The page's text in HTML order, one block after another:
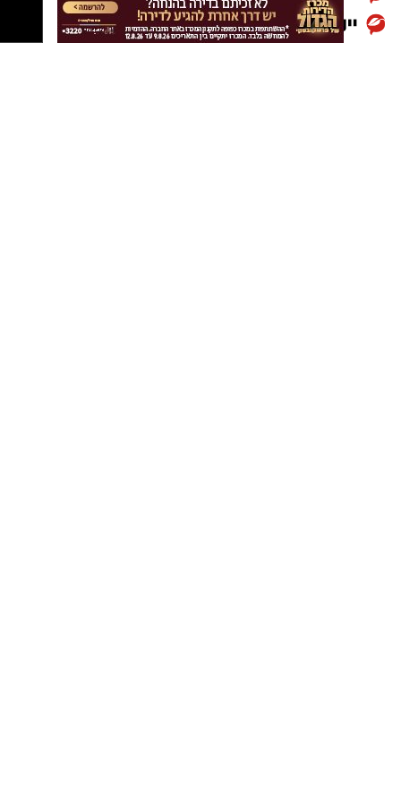
מספקת חלופה מהירה, זמינה ואמינה, הציבור
ימשיך להסתמך על הרכב הפרטי וייאלץ לשלם יותר